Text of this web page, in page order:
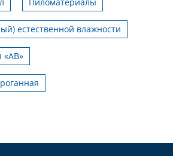
Пиломатериалы
естественной влажности
«АВ»